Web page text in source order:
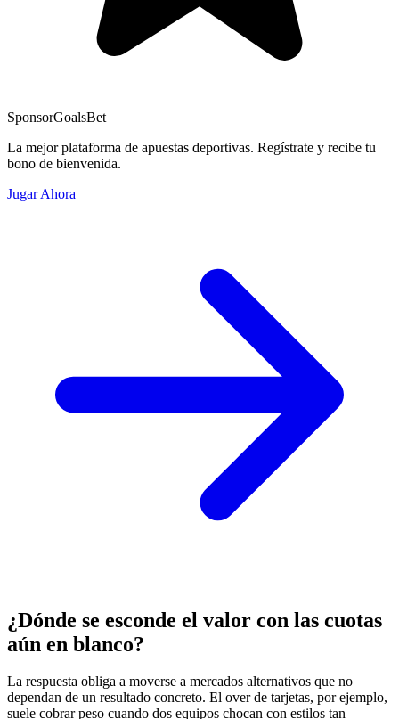
SponsorGoalsBet
La mejor plataforma de apuestas deportivas. Regístrate y recibe tu
bono de bienvenida.
Jugar Ahora
¿Dónde se esconde el valor con las cuotas
aún en blanco?
La respuesta obliga a moverse a mercados alternativos que no
dependan de un resultado concreto. El over de tarjetas, por ejemplo,
suele cobrar peso cuando dos equipos chocan con estilos tan